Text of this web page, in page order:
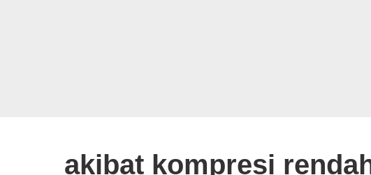
akibat kompresi